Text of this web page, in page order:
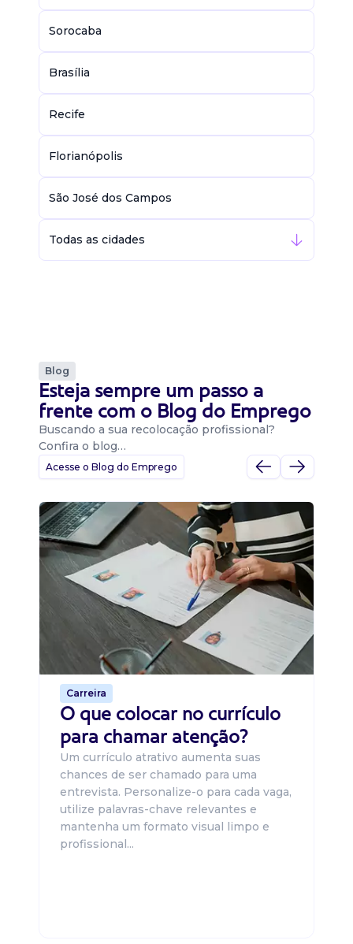
Sorocaba
Brasília
Recife
Florianópolis
São José dos Campos
Todas as cidades
Blog
Esteja sempre um passo a
frente com o Blog do Emprego
Buscando a sua recolocação profissional?
Confira o blog…
Acesse o Blog do Emprego
Carreira
O que colocar no currículo
para chamar atenção?
Um currículo atrativo aumenta suas
chances de ser chamado para uma
entrevista. Personalize-o para cada vaga,
utilize palavras-chave relevantes e
mantenha um formato visual limpo e
profissional...